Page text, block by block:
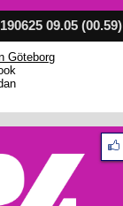
09.05 (00.59)
Göteborg